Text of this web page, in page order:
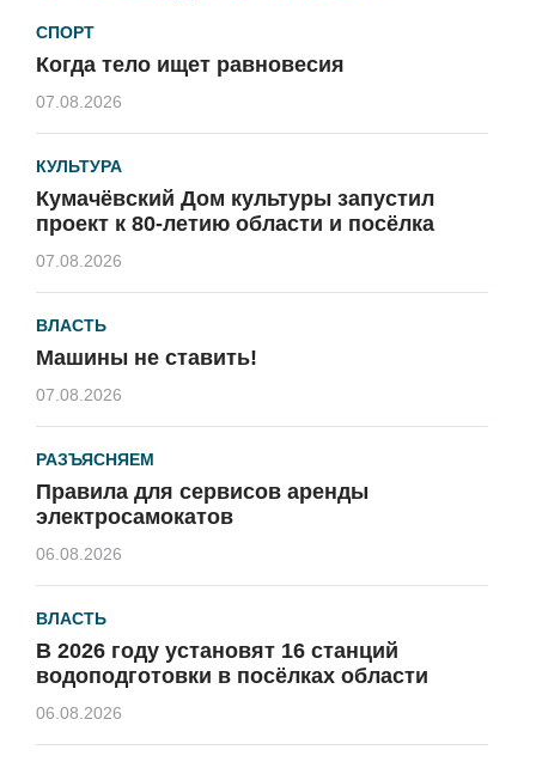
СПОРТ
Когда тело ищет равновесия
07.08.2026
КУЛЬТУРА
Кумачёвский Дом культуры запустил
проект к 80-летию области и посёлка
07.08.2026
ВЛАСТЬ
Машины не ставить!
07.08.2026
РАЗЪЯСНЯЕМ
Правила для сервисов аренды
электросамокатов
06.08.2026
ВЛАСТЬ
В 2026 году установят 16 станций
водоподготовки в посёлках области
06.08.2026